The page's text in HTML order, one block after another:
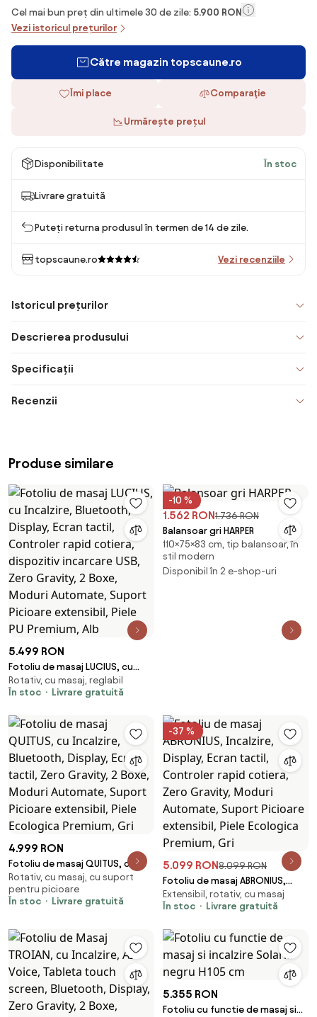
Cel mai bun preț din ultimele 30 de zile: 5.900 RON
Vezi istoricul prețurilor
Către magazin topscaune.ro
Îmi place Comparaţie
Urmărește prețul
Disponibilitate În stoc
Livrare gratuită
Puteți returna produsul în termen de 14 de zile.
topscaune.ro Vezi recenziile
Istoricul prețurilor
Descrierea produsului
Specificații
Recenzii
Produse similare
5.499 RON
Fotoliu de masaj LUCIUS, cu
Incalzire, Bluetooth, Display,
Ecran tactil, Controler rapid
USB, Zero Gravity, 2 Boxe,
Moduri Automate, Suport
Picioare extensibil, Piele PU
Premium, Alb
Rotativ, cu masaj, reglabil
În stoc
Livrare gratuită
-10 %
1.562 RON1.736 RON
Balansoar gri HARPER
110×75×83 cm, tip balansoar, în
stil modern
Disponibil în 2 e-shop-uri
4.999 RON
Fotoliu de masaj QUITUS, cu
Incalzire, Bluetooth, Display,
Ecran tactil, Zero Gravity, 2
Boxe, Moduri Automate,
Ecologica Premium, Gri
Rotativ, cu masaj, cu suport
pentru picioare
În stoc
Livrare gratuită
-37 %
5.099 RON8.099 RON
Fotoliu de masaj ABRONIUS,
Incalzire, Display, Ecran tactil,
Controler rapid cotiera, Zero
Suport Picioare extensibil, Piele
Ecologica Premium, Gri
Extensibil, rotativ, cu masaj
În stoc
Livrare gratuită
5.355 RON
Fotoliu cu functie de masaj si